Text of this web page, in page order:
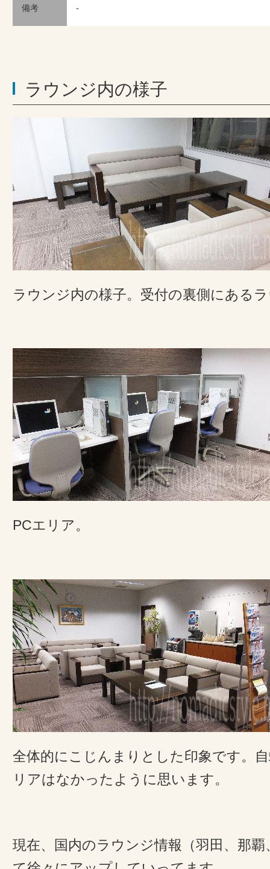
備考 -
ラウンジ内の様子
ラウンジ内の様子。受付の裏側にある
PCエリア。
全体的にこじんまりとした印象です。
リアはなかったように思います。
現在、国内のラウンジ情報（羽田、那